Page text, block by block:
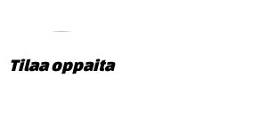
Tilaa oppaita